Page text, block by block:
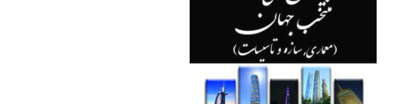
دعوت برای پروژه، تدریس و سخنرانی
ارتباط از طریق پیام‌رسان‌ها: 09373443975